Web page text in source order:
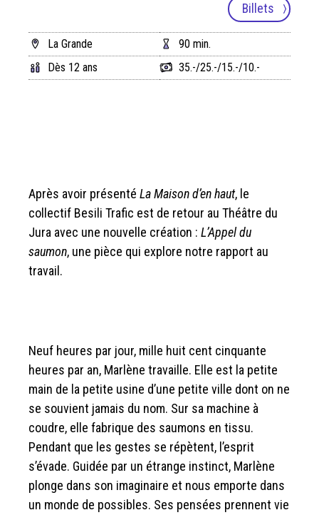
Après avoir présenté La Maison d’en haut, le
collectif Besili Trafic est de retour au Théâtre du
Jura avec une nouvelle création : L’Appel du
saumon, une pièce qui explore notre rapport au
travail.
Neuf heures par jour, mille huit cent cinquante
heures par an, Marlène travaille. Elle est la petite
main de la petite usine d’une petite ville dont on ne
se souvient jamais du nom. Sur sa machine à
coudre, elle fabrique des saumons en tissu.
Pendant que les gestes se répètent, l’esprit
s’évade. Guidée par un étrange instinct, Marlène
plonge dans son imaginaire et nous emporte dans
un monde de possibles. Ses pensées prennent vie
Billets
La Grande
90 min.
Dès 12 ans
35.-/25.-/15.-/10.-